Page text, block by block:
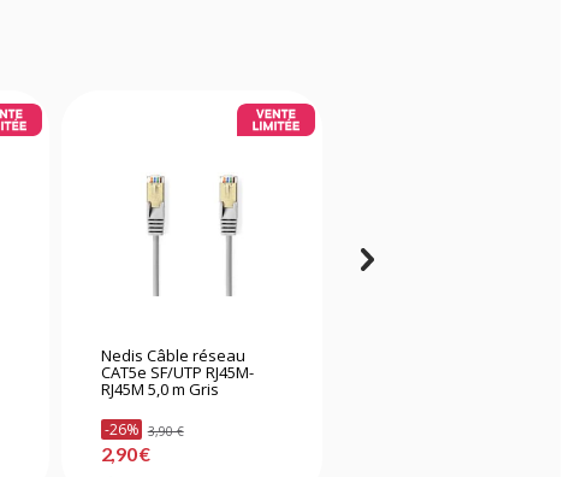
Nedis Câble réseau
CAT5e SF/UTP RJ45M-
RJ45M 5,0 m Gris
-26% 3,90 €
2,90 €